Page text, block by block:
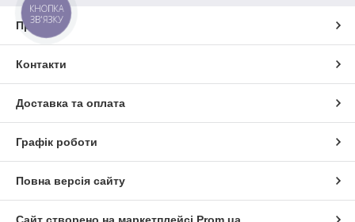
Про нас
Контакти
Доставка та оплата
Графік роботи
Повна версія сайту
КНОПКА
ЗВ'ЯЗКУ